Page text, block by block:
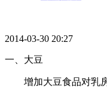
2014-03-30 20:27
一、大豆
增加大豆食品对乳房